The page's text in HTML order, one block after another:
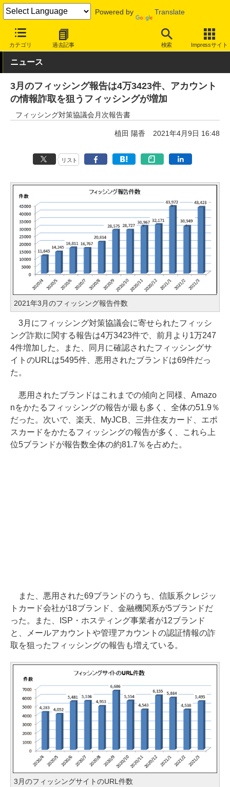
Powered by Translate
カテゴリ 過去記事 検索 Impressサイト
INTERNET Watch トピック 詐欺/フィッシング
ニュース
3月のフィッシング報告は4万3423件、アカウント
の情報詐取を狙うフィッシングが増加
フィッシング対策協議会月次報告書
植田 陽香 2021年4月9日 16:48
リスト
2021年3月のフィッシング報告件数
3月にフィッシング対策協議会に寄せられたフィッシ
ング詐欺に関する報告は4万3423件で、前月より1万247
4件増加した。また、同月に確認されたフィッシングサ
イトのURLは5495件、悪用されたブランドは69件だっ
た。
悪用されたブランドはこれまでの傾向と同様、Amazo
nをかたるフィッシングの報告が最も多く、全体の51.9％
だった。次いで、楽天、MyJCB、三井住友カード、エポ
スカードをかたるフィッシングの報告が多く、これら上
位5ブランドが報告数全体の約81.7％を占めた。
また、悪用された69ブランドのうち、信販系クレジッ
トカード会社が18ブランド、金融機関系が5ブランドだ
った。また、ISP・ホスティング事業者が12ブランド
と、メールアカウントや管理アカウントの認証情報の詐
取を狙ったフィッシングの報告も増えている。
3月のフィッシングサイトのURL件数